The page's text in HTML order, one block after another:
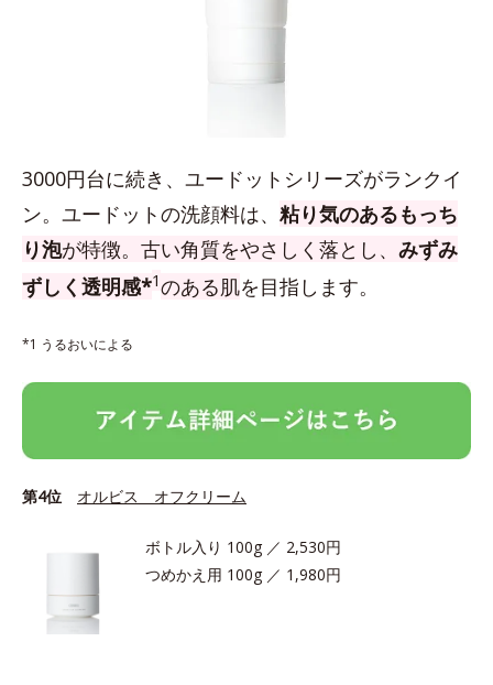
3000円台に続き、ユードットシリーズがランクイ
ン。ユードットの洗顔料は、 粘り気のあるもっち
り泡が特徴。古い角質をやさしく落とし、 みずみ
ずしく透明感*1のある肌を目指します。
*1 うるおいによる
第4位 オルビス オフクリーム
ボトル入り 100g ／ 2,530円
つめかえ用 100g ／ 1,980円